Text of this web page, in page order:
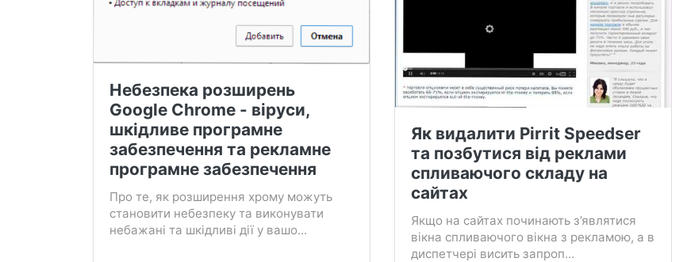
Небезпека розширень
Google Chrome - віруси,
шкідливе програмне
забезпечення та рекламне
програмне забезпечення
Про те, як розширення хрому можуть
становити небезпеку та виконувати
небажані та шкідливі дії у вашо...
Як видалити Pirrit Speedser
та позбутися від реклами
спливаючого складу на
сайтах
Якщо на сайтах починають з’являтися
вікна спливаючого вікна з рекламою, а в
диспетчері висить запроп...